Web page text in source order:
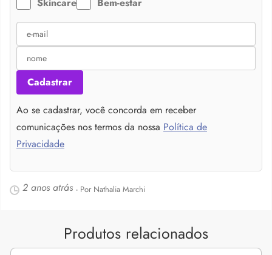
Skincare
Bem-estar
Cadastrar
Ao se cadastrar, você concorda em receber
comunicações nos termos da nossa Política de
Privacidade
2 anos atrás - Por Nathalia Marchi
Produtos relacionados